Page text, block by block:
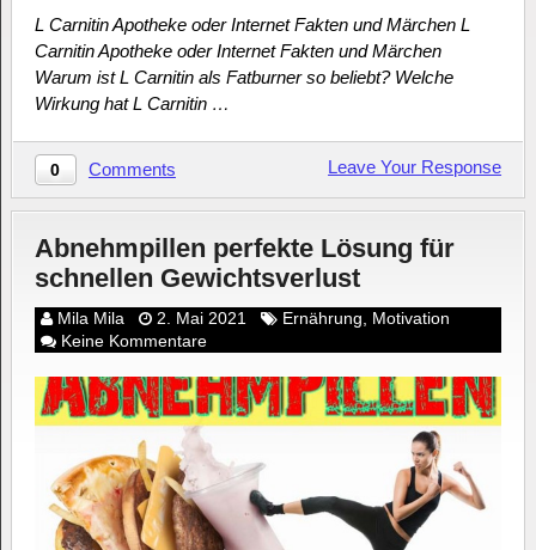
L Carnitin Apotheke oder Internet Fakten und Märchen L
Carnitin Apotheke oder Internet Fakten und Märchen
Warum ist L Carnitin als Fatburner so beliebt? Welche
Wirkung hat L Carnitin …
0 Comments Leave Your Response
Abnehmpillen perfekte Lösung für
schnellen Gewichtsverlust
Mila Mila 2. Mai 2021 Ernährung, Motivation
Keine Kommentare